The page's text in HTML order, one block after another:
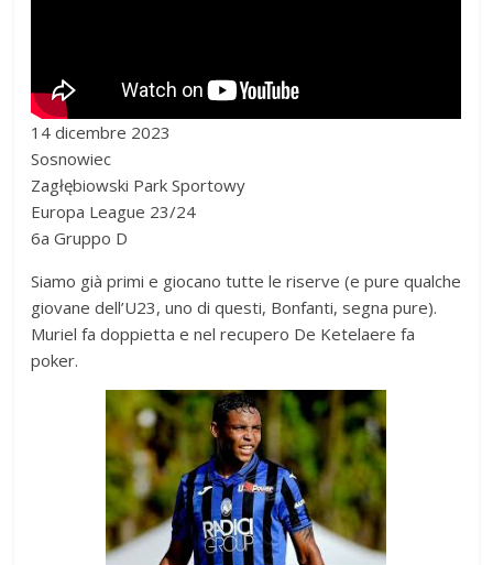
14 dicembre 2023
Sosnowiec
Zagłębiowski Park Sportowy
Europa League 23/24
6a Gruppo D
Siamo già primi e giocano tutte le riserve (e pure qualche
giovane dell’U23, uno di questi, Bonfanti, segna pure).
Muriel fa doppietta e nel recupero De Ketelaere fa
poker.